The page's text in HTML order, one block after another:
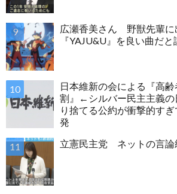
広瀬香美さん 野獣先輩に
『YAJU&U』を良い曲だと
日本維新の会による『高
割』←シルバー民主主義の
り捨てる公約が衝撃的す
発
立憲民主党 ネットの言論